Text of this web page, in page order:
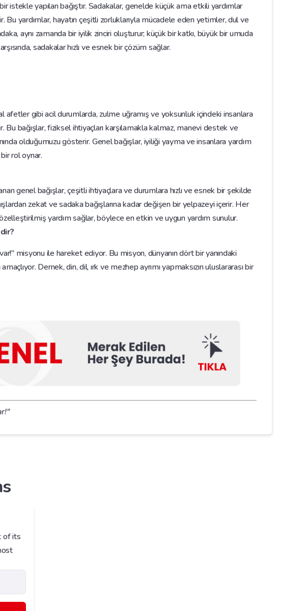
istekle yapılan bağıştır. Sadakalar, genelde küçük ama etkili yardımlar
yardımlar, hayatın çeşitli zorluklarıyla mücadele eden yetimler, dul ve
aynı zamanda bir iyilik zinciri oluşturur; küçük bir katkı, büyük bir umuda
sadakalar hızlı ve esnek bir çözüm sağlar.
afetler gibi acil durumlarda, zulme uğramış ve yoksunluk içindeki insanlara
Bu bağışlar, fiziksel ihtiyaçları karşılamakla kalmaz, manevi destek ve
olduğumuzu gösterir. Genel bağışlar, iyiliği yayma ve insanlara yardım
rol oynar.
genel bağışlar, çeşitli ihtiyaçlara ve durumlara hızlı ve esnek bir şekilde
zekat ve sadaka bağışlarına kadar değişen bir yelpazeyi içerir. Her
yardım sağlar, böylece en etkin ve uygun yardım sunulur.
misyonu ile hareket ediyor. Bu misyon, dünyanın dört bir yanındaki
Dernek, din, dil, ırk ve mezhep ayrımı yapmaksızın uluslararası bir
of its